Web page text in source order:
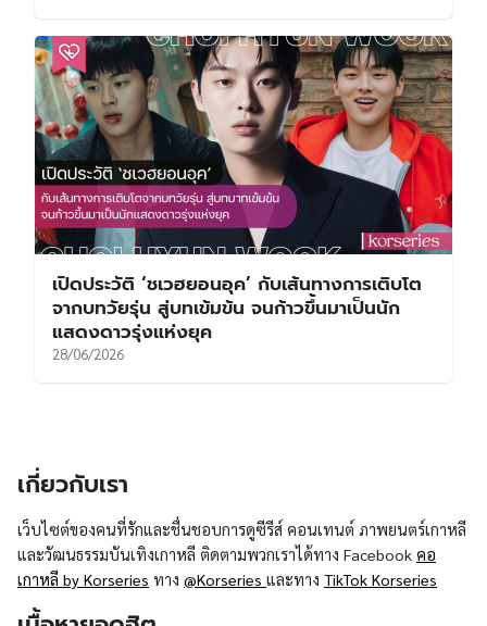
เปิดประวัติ ‘ชเวฮยอนอุค’ กับเส้นทางการเติบโต
จากบทวัยรุ่น สู่บทเข้มข้น จนก้าวขึ้นมาเป็นนัก
แสดงดาวรุ่งแห่งยุค
28/06/2026
เกี่ยวกับเรา
เว็บไซต์ของคนที่รักและชื่นชอบการดูซีรีส์ คอนเทนต์ ภาพยนตร์เกาหลี
และวัฒนธรรมบันเทิงเกาหลี ติดตามพวกเราได้ทาง Facebook คอ
เกาหลี by Korseries ทาง @Korseries และทาง TikTok Korseries